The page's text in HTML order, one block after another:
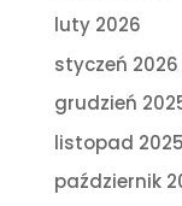
luty 2026
styczeń 2026
grudzień
listopad 2025
październik